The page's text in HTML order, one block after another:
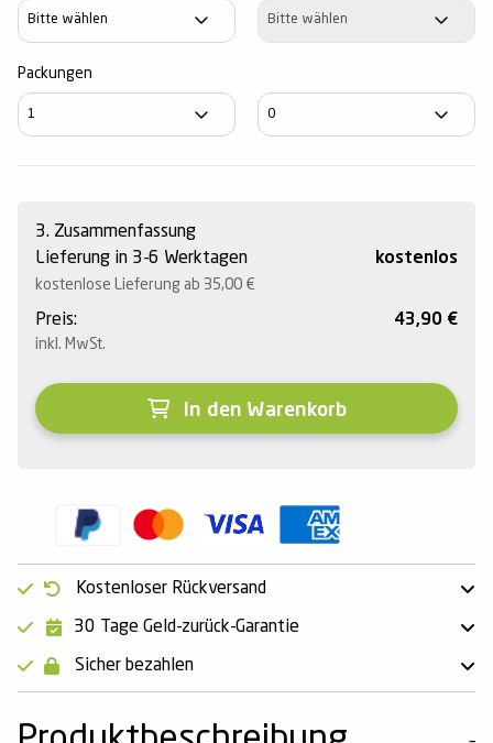
Addition Addition
Packungen
3. Zusammenfassung
Lieferung in 3-6 Werktagen
kostenlos
kostenlose Lieferung ab 35,00 €
Preis:
inkl. MwSt.
43,90 €
In den Warenkorb
Kostenloser Rückversand
30 Tage Geld-zurück-Garantie
Sicher bezahlen